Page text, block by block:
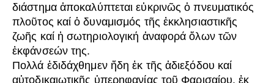
διάστημα ἀποκαλύπτεται εὐκρινῶς ὁ πνευματικός
πλοῦτος καί ὁ δυναμισμός τῆς ἐκκλησιαστικῆς
ζωῆς καί ἡ σωτηριολογική ἀναφορά ὅλων τῶν
ἐκφάνσεών της.
Πολλά ἐδιδάχθημεν ἤδη ἐκ τῆς ἀδιεξόδου καί
αὐτοδικαιωτικῆς ὑπερηφανίας τοῦ Φαρισαίου, ἐκ